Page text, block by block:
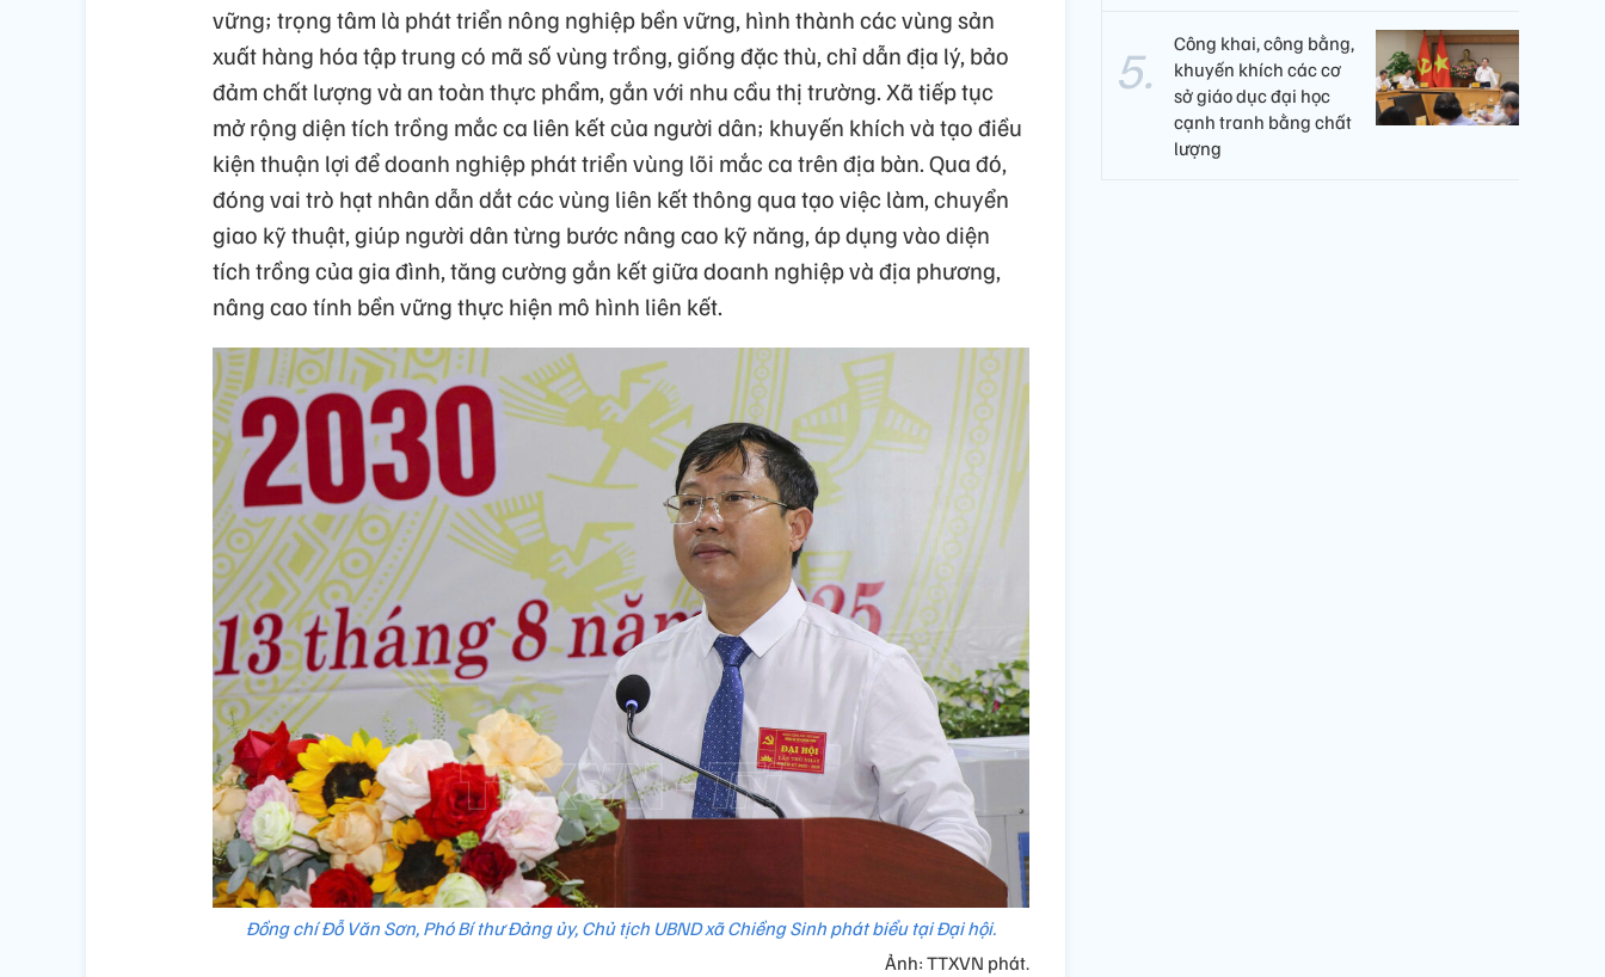
vững; trọng tâm là phát triển nông nghiệp bền vững, hình thành các vùng sản
xuất hàng hóa tập trung có mã số vùng trồng, giống đặc thù, chỉ dẫn địa lý, bảo
đảm chất lượng và an toàn thực phẩm, gắn với nhu cầu thị trường. Xã tiếp tục
mở rộng diện tích trồng mắc ca liên kết của người dân; khuyến khích và tạo điều
kiện thuận lợi để doanh nghiệp phát triển vùng lõi mắc ca trên địa bàn. Qua đó,
đóng vai trò hạt nhân dẫn dắt các vùng liên kết thông qua tạo việc làm, chuyển
giao kỹ thuật, giúp người dân từng bước nâng cao kỹ năng, áp dụng vào diện
tích trồng của gia đình, tăng cường gắn kết giữa doanh nghiệp và địa phương,
nâng cao tính bền vững thực hiện mô hình liên kết.
Đồng chí Đỗ Văn Sơn, Phó Bí thư Đảng ủy, Chủ tịch UBND xã Chiềng Sinh phát biểu tại Đại hội.
Ảnh: TTXVN phát.
Công khai, công bằng,
khuyến khích các cơ
sở giáo dục đại học
cạnh tranh bằng chất
lượng​